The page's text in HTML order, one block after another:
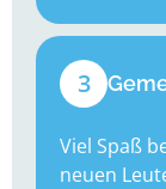
3
Viel Spaß
neuen